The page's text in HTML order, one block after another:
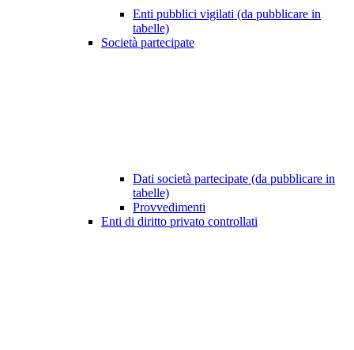
Enti pubblici vigilati (da pubblicare in
tabelle)
Società partecipate
Dati società partecipate (da pubblicare in
tabelle)
Provvedimenti
Enti di diritto privato controllati